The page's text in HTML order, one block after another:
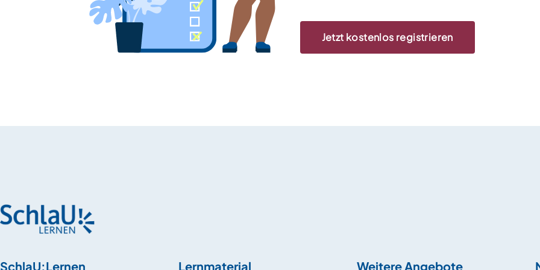
Jetzt kostenlos registrieren
SchlaU:Lernen Lernmaterial Weitere Angebote